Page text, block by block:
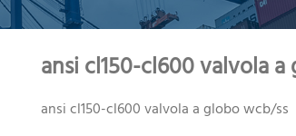
ansi cl150-cl600 valvola
ansi cl150-cl600 valvola a globo wcb/ss